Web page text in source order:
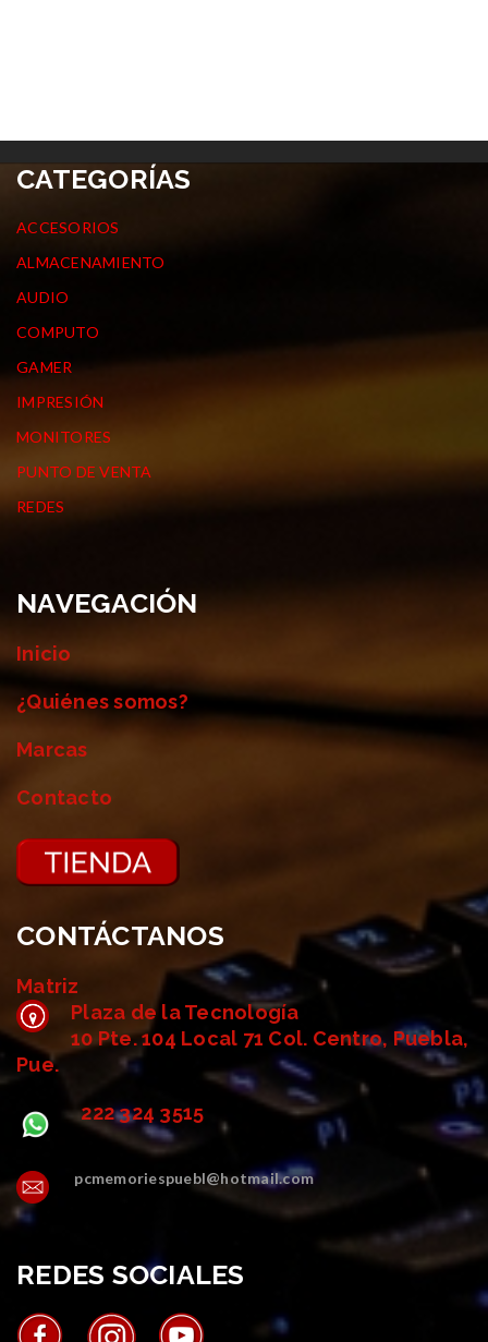
CATEGORÍAS
ACCESORIOS
ALMACENAMIENTO
AUDIO
COMPUTO
GAMER
IMPRESIÓN
MONITORES
PUNTO DE VENTA
REDES
NAVEGACIÓN
Inicio
¿Quiénes somos?
Marcas
Contacto
CONTÁCTANOS
Matriz
Plaza de la Tecnología
10 Pte. 104 Local 71 Col. Centro, Puebla,
Pue.
222 324 3515
pcmemoriespuebl@hotmail.com
REDES SOCIALES